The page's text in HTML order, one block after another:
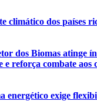
climático dos países
dos Biomas atinge
e reforça combate aos
energético exige